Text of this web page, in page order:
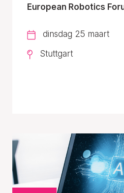
European Robotics
dinsdag 25 maart
Stuttgart